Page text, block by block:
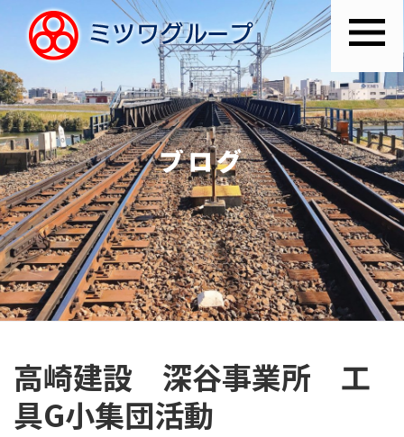
ブログ
高崎建設 深谷事業所 工
具G小集団活動